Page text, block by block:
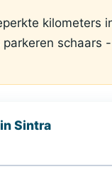
kilometers
schaars
Sintra